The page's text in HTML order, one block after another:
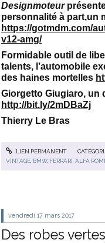
Designmoteur
personnalité à part,un
https://gotmdm.com/
v12-amg/
Formidable outil de
talents, l’automobile
des haines mortelles
Giorgetto Giugiaro, un
http://bit.ly/2mDBaZj
Thierry Le Bras
LIEN PERMANENT
VINTAGE BMW, FERRARI ,ALFA
vendredi 17 mars 2017
Des robes